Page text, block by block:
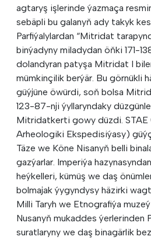
agtaryş işlerinde ýazmaça
sebäpli bu galanyň ady takyk
Parfiýalylardan “Mitridat
binýadyny miladydan öňki 171-
dolandyran patyşa Mitridat I
mümkinçilik berýär. Bu görnükli
güýjüne öwürdi, soň bolsa
123-87-nji ýyllaryndaky
Mitridatkerti gowy düzdi. STAE
Arheologiki Ekspedisiýasy)
Täze we Köne Nisanyň belli
gazýarlar. Imperiýa
heýkelleri, kümüş we daş
bolmajak ýygyndysy häzirki
Milli Taryh we Etnografiýa
Nusanyň mukaddes ýerlerinden
suratlaryny we daş binagärlik